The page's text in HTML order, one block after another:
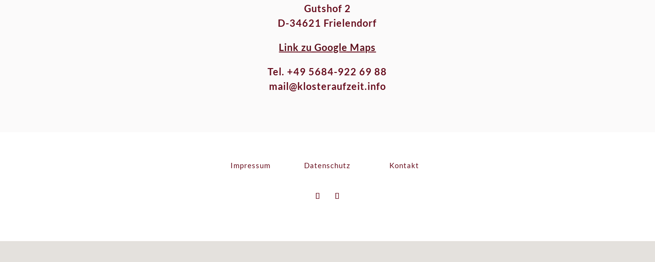
Gutshof 2
D-34621 Frielendorf
Link zu Google Maps
Tel. +49 5684-922 69 88
mail@klosteraufzeit.info
Impressum Datenschutz Kontakt